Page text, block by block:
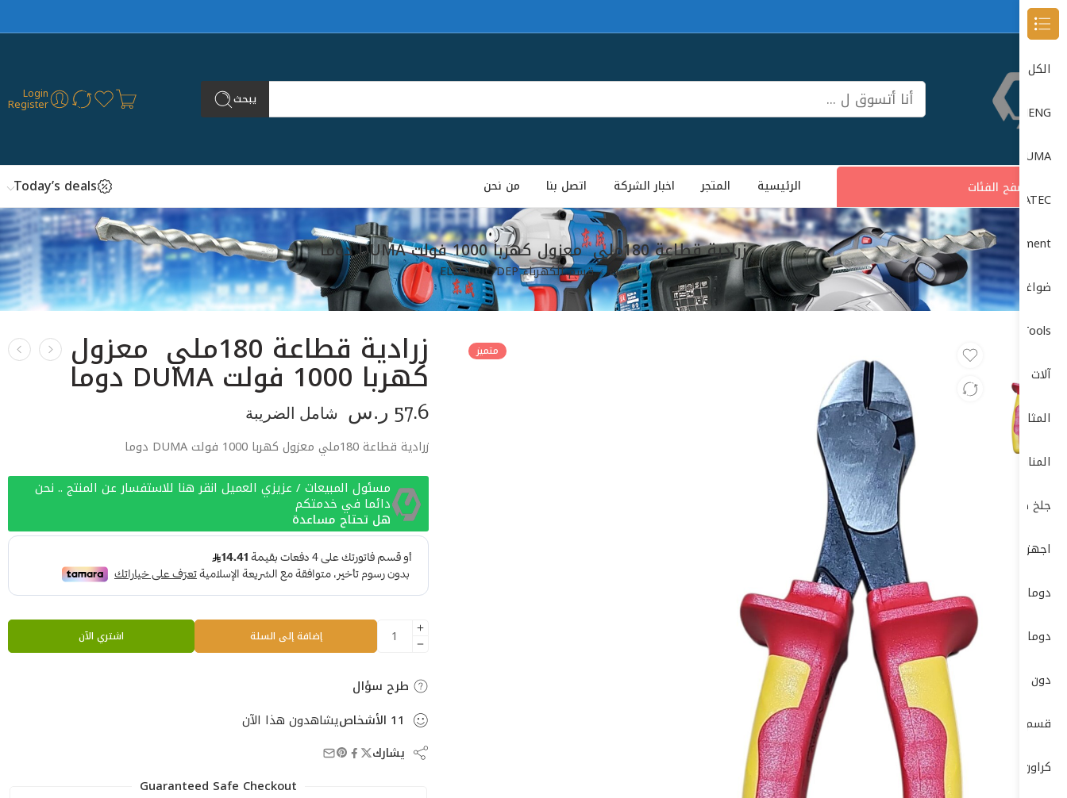
يبحث Login
Register
تصفح الفئات الرئيسية المتجر اخبار الشركة اتصل بنا من نحن Today’s deals
زرادية قطاعة 180ملي معزول كهربا 1000 فولت DUMA دوما
بيت قسم الكهرباء ELECTRIC DEP
متميز زرادية قطاعة 180ملي معزول
كهربا 1000 فولت DUMA دوما
57.6 ر.س شامل الضريبة
زرادية قطاعة 180ملي معزول كهربا 1000 فولت DUMA دوما
مسئول المبيعات / عزيزي العميل انقر هنا للاستفسار عن المنتج .. نحن
دائما في خدمتكم
هل تحتاج مساعدة
إضافة إلى السلة اشتري الآن
طرح سؤال
11 الأشخاصيشاهدون هذا الآن
يشارك
Guaranteed Safe Checkout
الكل
DONG CHENG دون شون
DUMA
DUMATEC
Garage Equipment (معدات الورش)
ضواغط الهواء (Air Compressors)
Power Tools (الأدوات الكهربائية)
آلات الصنفرة (Sanders)
المثاقب الكهربائية (Drills)
المناشير الكهربائية (Saws)
جلخ صاروخ
اجهزة-كهربائية-وضغط-عالي
دوما
دوماتيك
دون شون DONG CHENG
قسم الكهرباء ELECTRIC DEP
كراون- CROWN